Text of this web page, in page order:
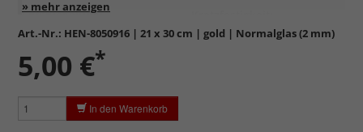
Entspiegelung:
Standardglas
Formstabil, preiswert, witterungs- und hitzebeständig
Reflektierende Oberfläche
Art.-Nr.: HEN-8050916 | 21 x 30 cm | gold | Normalglas (2 mm)
5,00 €*
In den Warenkorb